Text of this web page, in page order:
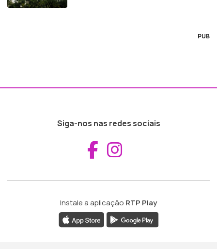
PUB
Siga-nos nas redes sociais
Aceder ao
Instale a aplicação RTP Play